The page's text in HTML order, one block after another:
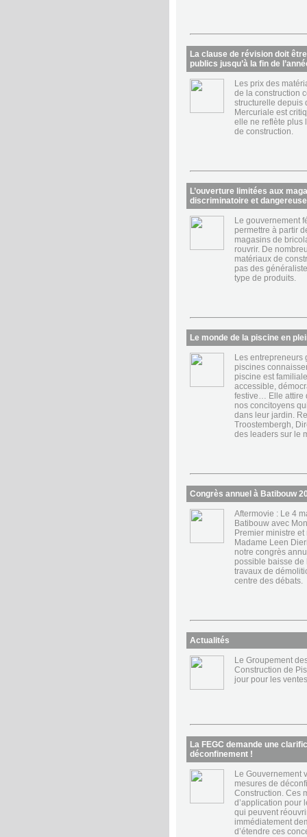
La clause de révision doit
publics jusqu’à la fin de
Les prix des
de la construction
structurelle depuis
Mercuriale est
elle ne reflète plus
de construction.
L’ouverture limitées aux
discriminatoire et
Le gouvernement
permettre à partir
magasins de
rouvrir. De
matériaux de
pas des
type de produits.
Le monde de la piscine en
Les entrepreneurs
piscines
piscine est
accessible,
festive… Elle attire
nos concitoyens
dans leur jardin.
Troostembergh,
des leaders sur le
Congrès annuel à Batibouw
Aftermovie : Le 4
Batibouw avec
Premier ministre
Madame Leen
notre congrès
possible baisse de
travaux de
centre des débats.
Actualités
Le Groupement
Construction de
jour pour les
La FEGC demande une
déconfinement !
Le Gouvernement
mesures de
Construction. Ces
d’application pour
qui peuvent
immédiatement
d’étendre ces